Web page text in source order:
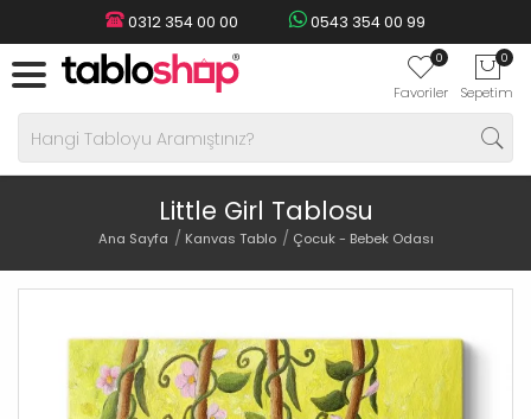
0312 354 00 00 0543 354 00 99
0
Favoriler
0
Sepetim
Little Girl Tablosu
Ana Sayfa Kanvas Tablo Çocuk - Bebek Odası